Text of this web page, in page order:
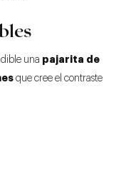
una pajarita de
que cree el contraste